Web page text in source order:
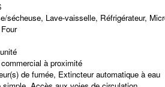
sécheuse, Lave-vaisselle, Réfrigérateur,
à proximité
de fumée, Extincteur automatique à eau